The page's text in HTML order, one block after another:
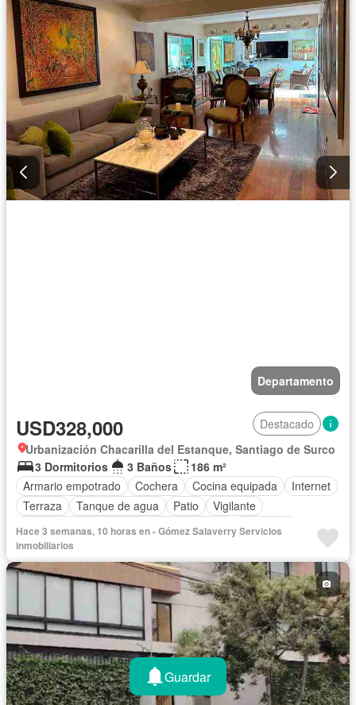
Departamento
USD328,000
Destacado
Urbanización Chacarilla del Estanque, Santiago de Surco
3 Dormitorios
3 Baños
186 m²
Armario empotrado
Cochera Cocina equipada
Internet
Terraza
Tanque de agua Patio
Vigilante
Acceso para personas con discapacidad
Barbacoa
Caseta de vigilancia
Sin amoblar
Hace 3 semanas, 10 horas en - Gómez Salaverry Servicios
inmobiliarios
Guardar